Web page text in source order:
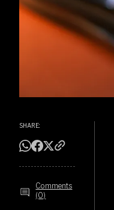
SHARE:
Comments
(0)